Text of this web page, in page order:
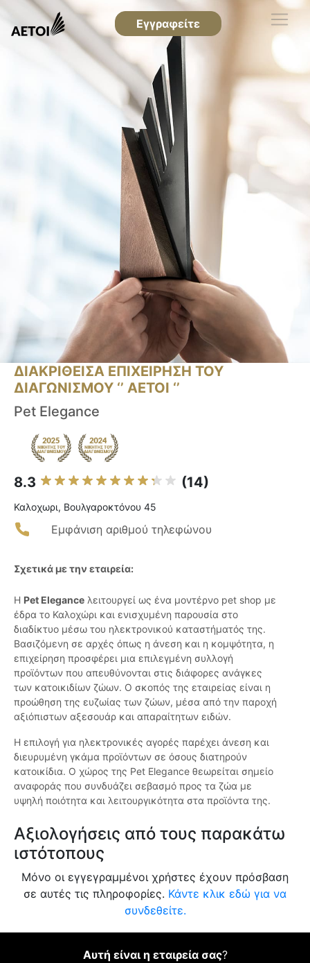
Εγγραφείτε
ΔΙΑΚΡΙΘΕΙΣΑ ΕΠΙΧΕΙΡΗΣΗ ΤΟΥ
ΔΙΑΓΩΝΙΣΜΟΥ ‘’ ΑΕΤΟΙ ‘’
Pet Elegance
8.3 (14)
Καλοχωρι, Βουλγαροκτόνου 45
Εμφάνιση αριθμού τηλεφώνου
Σχετικά με την εταιρεία:
Η Pet Elegance λειτουργεί ως ένα μοντέρνο pet shop με
έδρα το Καλοχώρι και ενισχυμένη παρουσία στο
διαδίκτυο μέσω του ηλεκτρονικού καταστήματός της.
Βασιζόμενη σε αρχές όπως η άνεση και η κομψότητα, η
επιχείρηση προσφέρει μια επιλεγμένη συλλογή
προϊόντων που απευθύνονται στις διάφορες ανάγκες
των κατοικιδίων ζώων. Ο σκοπός της εταιρείας είναι η
προώθηση της ευζωίας των ζώων, μέσα από την παροχή
αξιόπιστων αξεσουάρ και απαραίτητων ειδών.
Η επιλογή για ηλεκτρονικές αγορές παρέχει άνεση και
διευρυμένη γκάμα προϊόντων σε όσους διατηρούν
κατοικίδια. Ο χώρος της Pet Elegance θεωρείται σημείο
αναφοράς που συνδυάζει σεβασμό προς τα ζώα με
υψηλή ποιότητα και λειτουργικότητα στα προϊόντα της.
Αξιολογήσεις από τους παρακάτω
ιστότοπους
Μόνο οι εγγεγραμμένοι χρήστες έχουν πρόσβαση
σε αυτές τις πληροφορίες. Κάντε κλικ εδώ για να
συνδεθείτε.
Αυτή είναι η εταιρεία σας?